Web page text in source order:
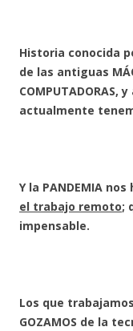
Historia conocida
de las antiguas
actualmente
Y la PANDEMIA
el trabajo remoto;
impensable.
Los que
GOZAMOS de la